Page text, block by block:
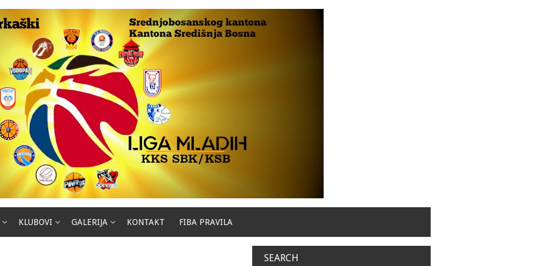
KLUBOVI GALERIJA KONTAKT FIBA PRAVILA
SEARCH